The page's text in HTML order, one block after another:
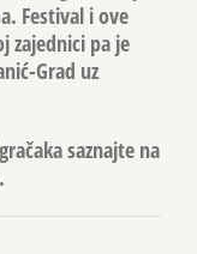
Festival i ove
zajednici pa je
Grad uz
saznajte na